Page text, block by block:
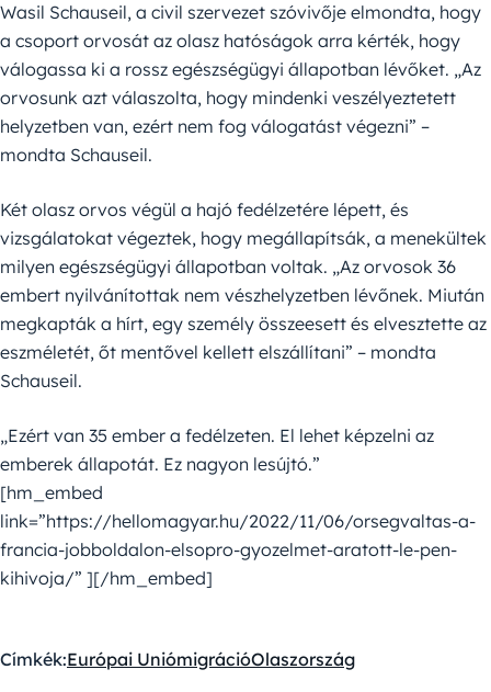
Wasil Schauseil, a civil szervezet szóvivője elmondta, hogy
a csoport orvosát az olasz hatóságok arra kérték, hogy
válogassa ki a rossz egészségügyi állapotban lévőket. „Az
orvosunk azt válaszolta, hogy mindenki veszélyeztetett
helyzetben van, ezért nem fog válogatást végezni” –
mondta Schauseil.
Két olasz orvos végül a hajó fedélzetére lépett, és
vizsgálatokat végeztek, hogy megállapítsák, a menekültek
milyen egészségügyi állapotban voltak. „Az orvosok 36
embert nyilvánítottak nem vészhelyzetben lévőnek. Miután
megkapták a hírt, egy személy összeesett és elvesztette az
eszméletét, őt mentővel kellett elszállítani” – mondta
Schauseil.
„Ezért van 35 ember a fedélzeten. El lehet képzelni az
emberek állapotát. Ez nagyon lesújtó.”
[hm_embed
link=”https://hellomagyar.hu/2022/11/06/orsegvaltas-a-
francia-jobboldalon-elsopro-gyozelmet-aratott-le-pen-
kihivoja/” ][/hm_embed]
Címkék:Európai UniómigrációOlaszország